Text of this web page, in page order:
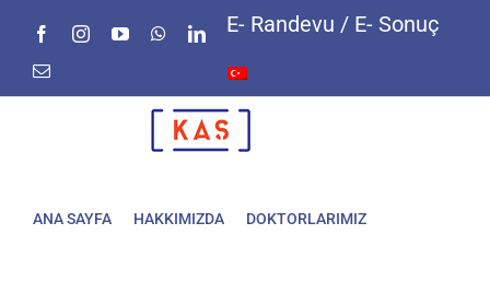
FacebookInstagramYouTubeWhatsAppLinkedIn
E-
E- Randevu / E- Sonuç
ANA SAYFA HAKKIMIZDA DOKTORLARIMIZ